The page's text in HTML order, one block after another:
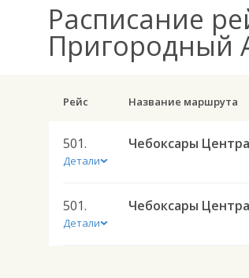
Расписание
Пригородный
Рейс Название маршрута
501.
Детали
501.
Детали